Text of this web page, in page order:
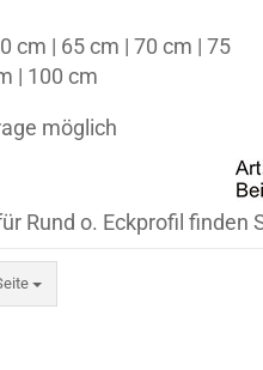
cm | 65 cm | 70 cm | 75
| 100 cm
möglich
Rund o. Eckprofil finden